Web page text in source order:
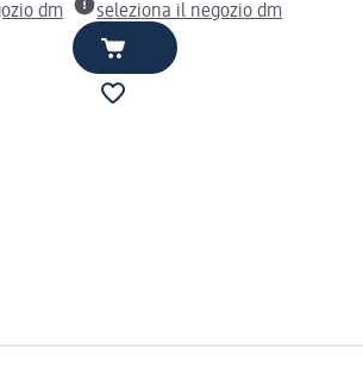
dm
seleziona il negozio dm